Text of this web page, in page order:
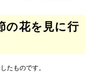
の花を見に行
たものです。